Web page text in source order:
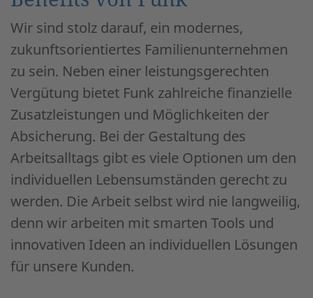
Wir sind stolz darauf, ein modernes,
zukunftsorientiertes Familienunternehmen
zu sein. Neben einer leistungsgerechten
Vergütung bietet Funk zahlreiche finanzielle
Zusatzleistungen und Möglichkeiten der
Absicherung. Bei der Gestaltung des
Arbeitsalltags gibt es viele Optionen um den
individuellen Lebensumständen gerecht zu
werden. Die Arbeit selbst wird nie langweilig,
denn wir arbeiten mit smarten Tools und
innovativen Ideen an individuellen Lösungen
für unsere Kunden.